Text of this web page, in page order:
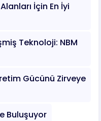
İçin En İyi
Teknoloji: NBM
Gücünü Zirveye
Buluşuyor